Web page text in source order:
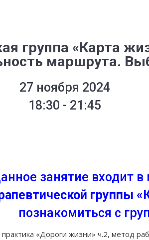
группа «Карта
маршрута.
27 ноября 2024
18:30 - 21:45
занятие входит
группы
познакомиться с
«Дороги жизни» ч.2, метод